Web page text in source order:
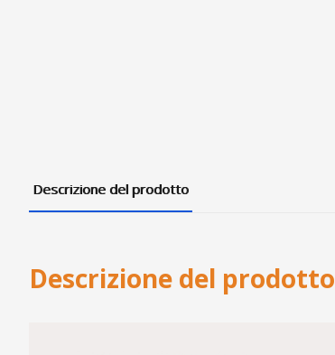
Descrizione del prodotto
Descrizione del prodotto